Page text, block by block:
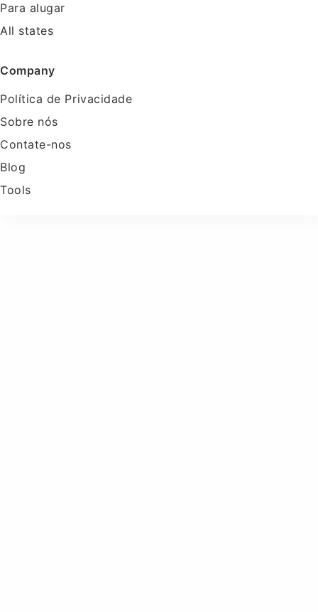
Para alugar
All states
Company
Política de Privacidade
Sobre nós
Contate-nos
Blog
Tools